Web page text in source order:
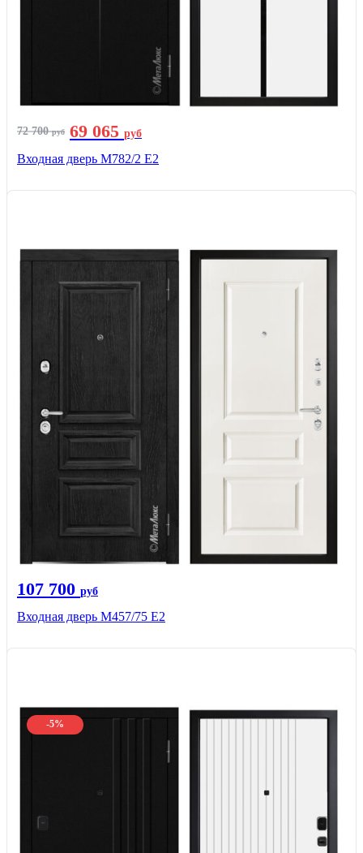
72 700руб 69 065 руб
Входная дверь М782/2 E2
107 700 руб
Входная дверь М457/75 Е2
-5%